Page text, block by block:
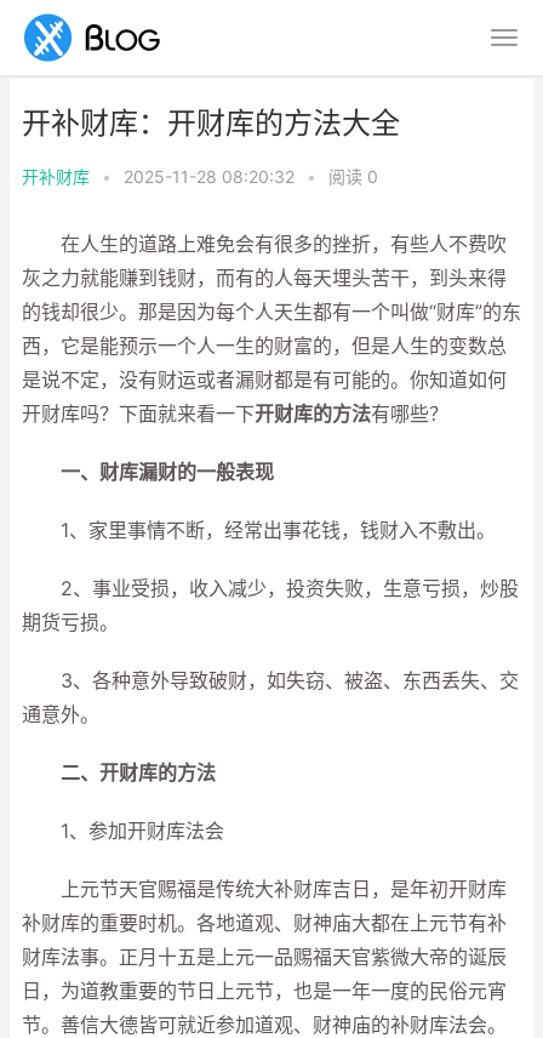
开补财库：开财库的方法大全
开补财库 • 2025-11-28 08:20:32 • 阅读 0
在人生的道路上难免会有很多的挫折，有些人不费吹
灰之力就能赚到钱财，而有的人每天埋头苦干，到头来得
的钱却很少。那是因为每个人天生都有一个叫做“财库”的东
西，它是能预示一个人一生的财富的，但是人生的变数总
是说不定，没有财运或者漏财都是有可能的。你知道如何
开财库吗？下面就来看一下开财库的方法有哪些？
一、财库漏财的一般表现
1、家里事情不断，经常出事花钱，钱财入不敷出。
2、事业受损，收入减少，投资失败，生意亏损，炒股
期货亏损。
3、各种意外导致破财，如失窃、被盗、东西丢失、交
通意外。
二、开财库的方法
1、参加开财库法会
上元节天官赐福是传统大补财库吉日，是年初开财库
补财库的重要时机。各地道观、财神庙大都在上元节有补
财库法事。正月十五是上元一品赐福天官紫微大帝的诞辰
日，为道教重要的节日上元节，也是一年一度的民俗元宵
节。善信大德皆可就近参加道观、财神庙的补财库法会。